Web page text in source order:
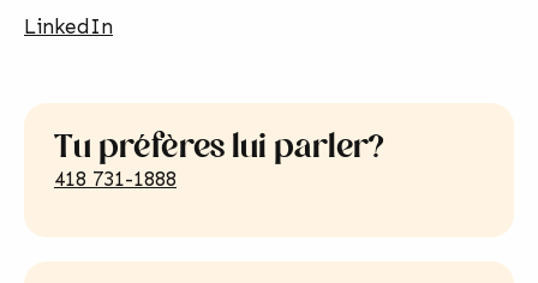
LinkedIn
Tu préfères lui parler?
418 731-1888